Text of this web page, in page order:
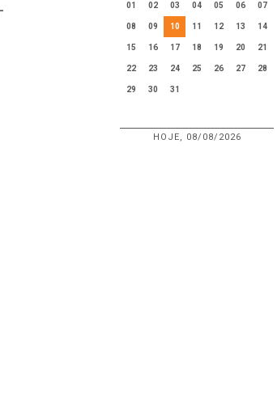
01
02 03 04 05 06 07
08 09 10 11 12 13 14
15 16 17 18 19 20 21
22 23 24 25 26 27 28
29 30 31
HOJE, 08/08/2026